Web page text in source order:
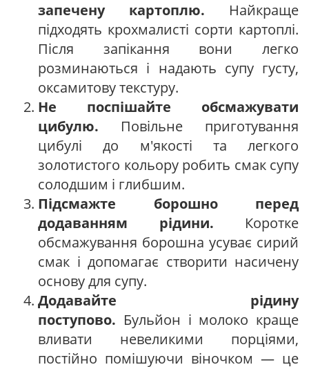
запечену картоплю. Найкраще
підходять крохмалисті сорти картоплі.
Після запікання вони легко
розминаються і надають супу густу,
оксамитову текстуру.
Не поспішайте обсмажувати
цибулю. Повільне приготування
цибулі до м'якості та легкого
золотистого кольору робить смак супу
солодшим і глибшим.
Підсмажте борошно перед
додаванням рідини. Коротке
обсмажування борошна усуває сирий
смак і допомагає створити насичену
основу для супу.
Додавайте рідину
поступово. Бульйон і молоко краще
вливати невеликими порціями,
постійно помішуючи віночком — це